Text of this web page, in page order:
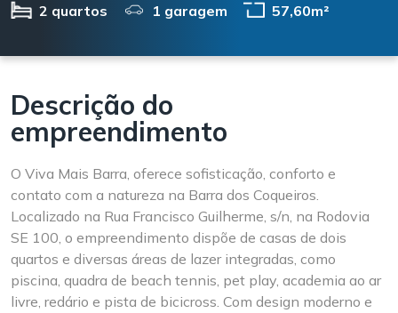
2 quartos 1 garagem 57,60m²
Descrição do
empreendimento
O Viva Mais Barra, oferece sofisticação, conforto e
contato com a natureza na Barra dos Coqueiros.
Localizado na Rua Francisco Guilherme, s/n, na Rodovia
SE 100, o empreendimento dispõe de casas de dois
quartos e diversas áreas de lazer integradas, como
piscina, quadra de beach tennis, pet play, academia ao ar
livre, redário e pista de bicicross. Com design moderno e